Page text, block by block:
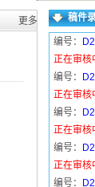
更多>> 稿件
编号：
正在审核
编号：
正在审核
编号：
正在审核
编号：
正在审核
编号：